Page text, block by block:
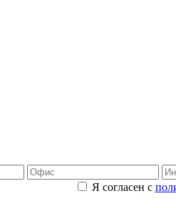
Я согласен с